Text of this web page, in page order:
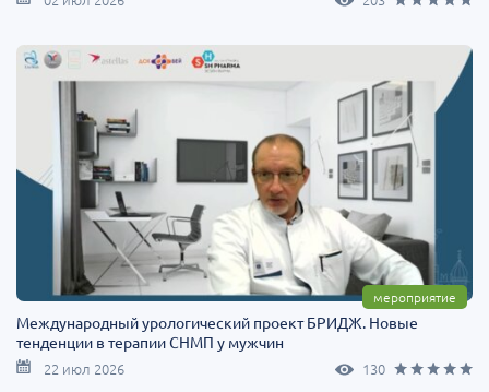
мероприятие
Международный урологический проект БРИДЖ. Новые
тенденции в терапии СНМП у мужчин
22 июл 2026 130